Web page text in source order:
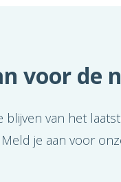
voor de
blijven van het
je aan voor